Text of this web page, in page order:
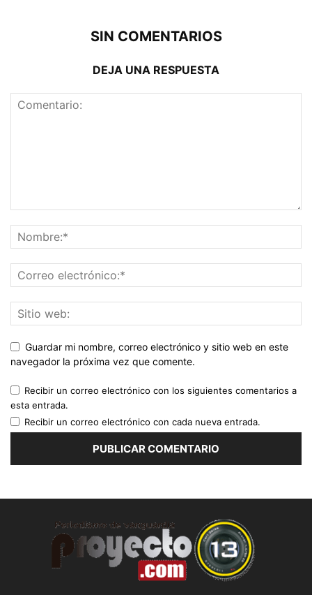
SIN COMENTARIOS
DEJA UNA RESPUESTA
Guardar mi nombre, correo electrónico y sitio web en este
navegador la próxima vez que comente.
Recibir un correo electrónico con los siguientes comentarios a
esta entrada.
Recibir un correo electrónico con cada nueva entrada.